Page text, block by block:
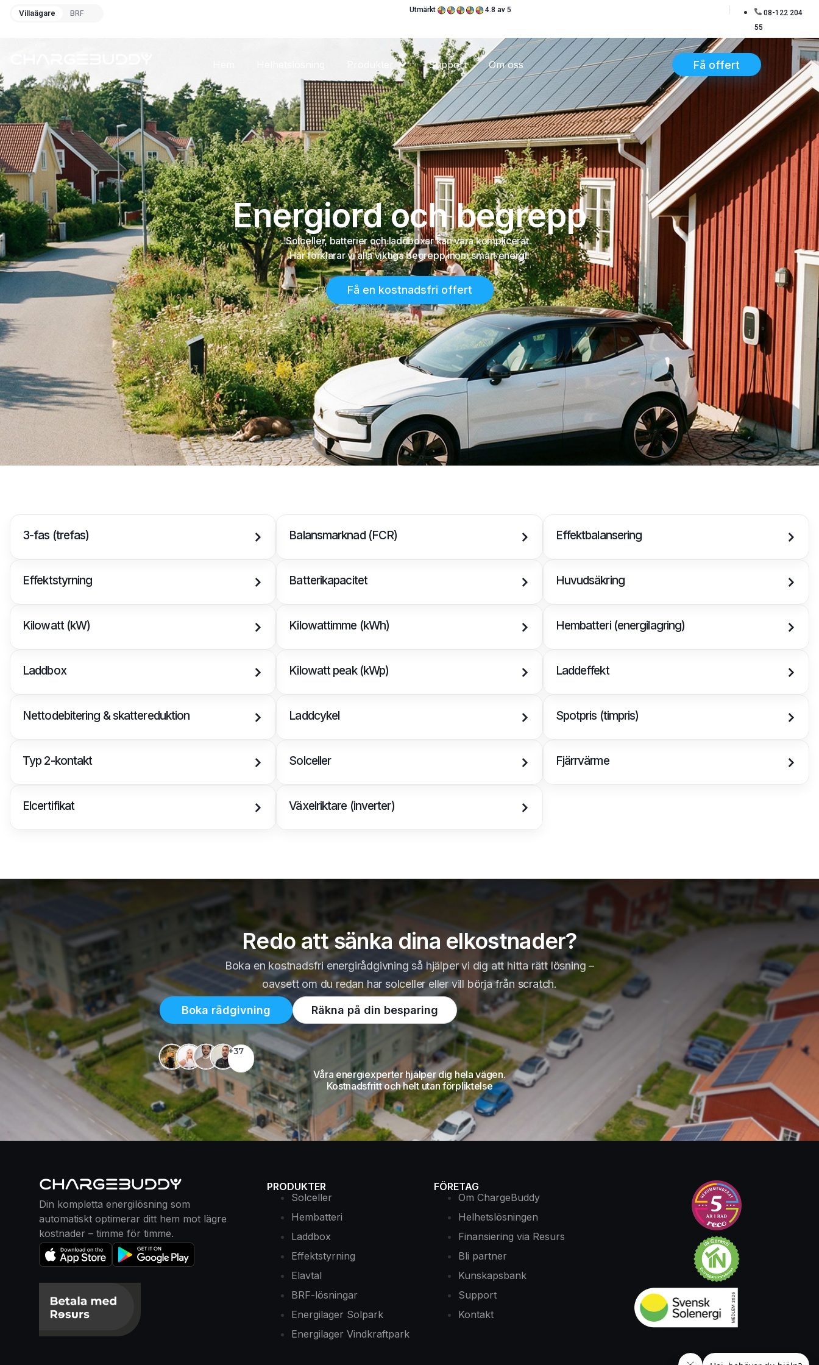
Villaägare BRF Utmärkt 4.8 av 5
08-122 204
55
Support Om oss Få offert
Energiord och begrepp
Solceller, batterier och laddboxar kan vara komplicerat.
Här förklarar vi alla viktiga begrepp inom smart energi.
Få en kostnadsfri offert
3-fas (trefas) Balansmarknad (FCR) Effektbalansering
Effektstyrning Batterikapacitet Huvudsäkring
Kilowatt (kW) Kilowattimme (kWh) Hembatteri (energilagring)
Laddbox Kilowatt peak (kWp) Laddeffekt
Nettodebitering & skattereduktion Laddcykel Spotpris (timpris)
Typ 2-kontakt Solceller Fjärrvärme
Elcertifikat Växelriktare (inverter)
Redo att sänka dina elkostnader?
Boka en kostnadsfri energirådgivning så hjälper vi dig att hitta rätt lösning –
oavsett om du redan har solceller eller vill börja från scratch.
Boka rådgivning Räkna på din besparing
+37
Våra energiexperter hjälper dig hela vägen.
Kostnadsfritt och helt utan förpliktelse
Din kompletta energilösning som
automatiskt optimerar ditt hem mot lägre
kostnader – timme för timme.
PRODUKTER
Solceller
Hembatteri
Laddbox
Effektstyrning
Elavtal
BRF-lösningar
Energilager Solpark
Energilager Vindkraftpark
FÖRETAG
Om ChargeBuddy
Helhetslösningen
Finansiering via Resurs​
Bli partner
Kunskapsbank
Support
Kontakt